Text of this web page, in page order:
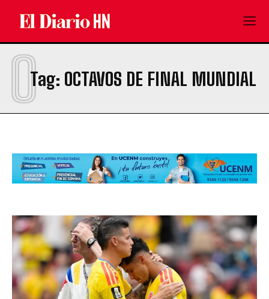
Tag: OCTAVOS DE FINAL MUNDIAL
O